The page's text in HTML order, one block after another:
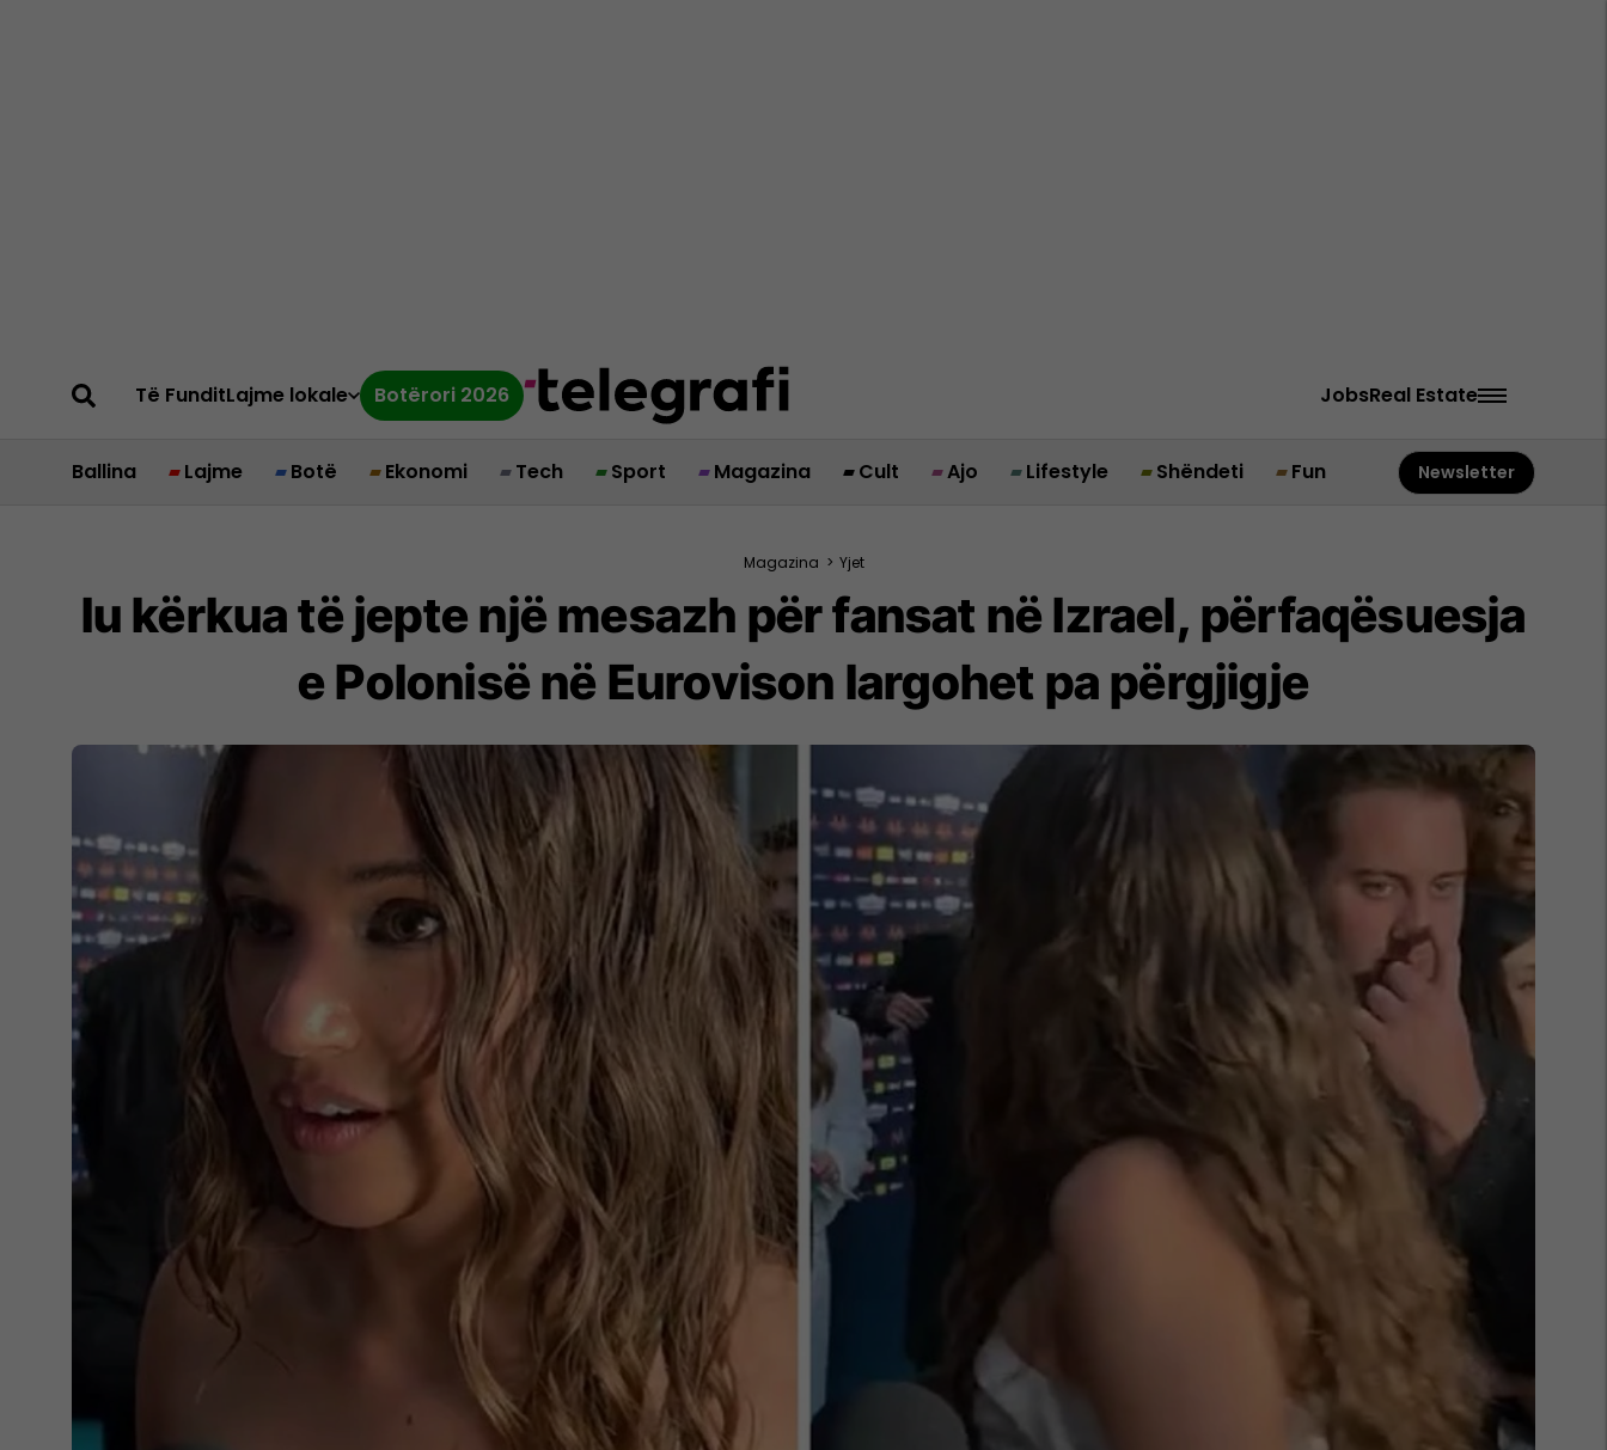
Të FunditLajme lokale Botërori 2026 JobsReal Estate
Ballina Lajme Botë Ekonomi Tech Sport Magazina Cult Ajo Lifestyle Shëndeti Fun Newsletter
Magazina > Yjet
Iu kërkua të jepte një mesazh për fansat në Izrael, përfaqësuesja
e Polonisë në Eurovison largohet pa përgjigje